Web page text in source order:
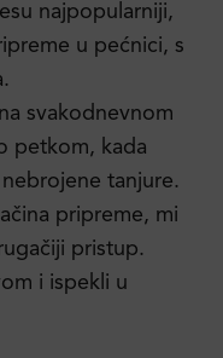
najpopularniji,
u pećnici, s
svakodnevnom
petkom, kada
tanjure.
pripreme, mi
pristup.
i ispekli u